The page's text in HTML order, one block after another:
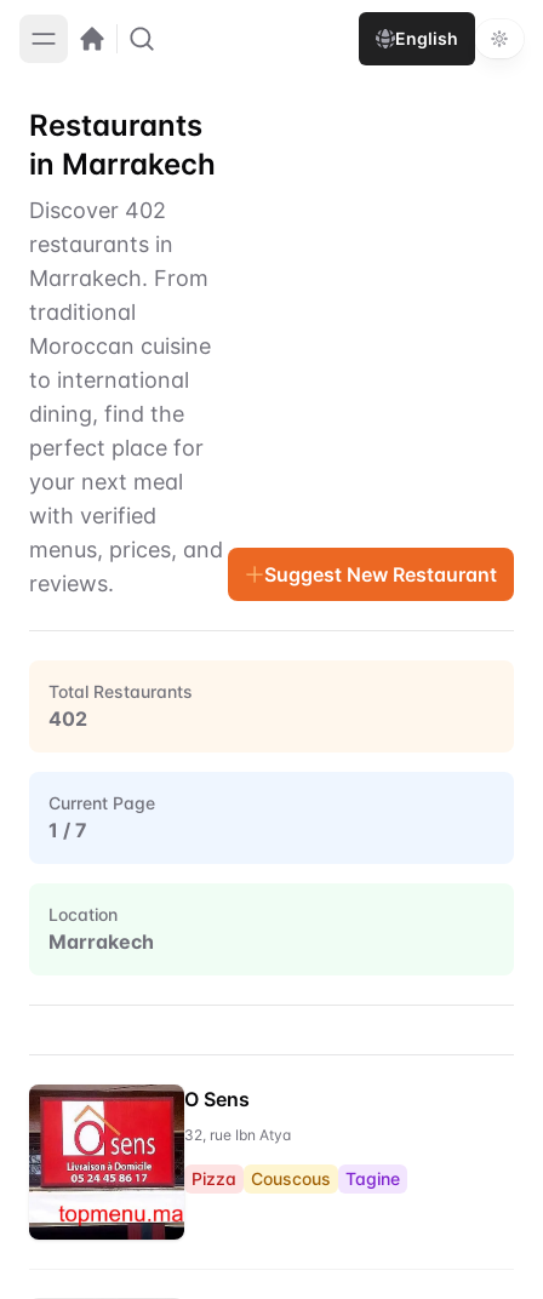
English
Restaurants
in Marrakech
Discover 402
restaurants in
Marrakech. From
traditional
Moroccan cuisine
to international
dining, find the
perfect place for
your next meal
with verified
menus, prices, and
reviews.
Suggest New Restaurant
Total Restaurants
402
Current Page
1 / 7
Location
Marrakech
O Sens
32, rue Ibn Atya
Pizza Couscous Tagine